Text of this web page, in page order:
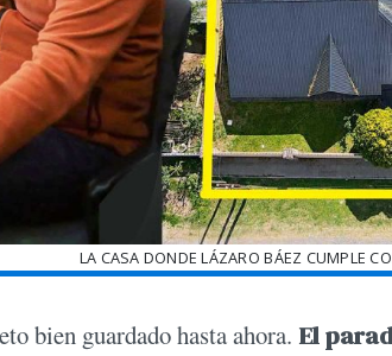
LA CASA DONDE LÁZARO BÁEZ CUMPLE
bien guardado hasta ahora. El